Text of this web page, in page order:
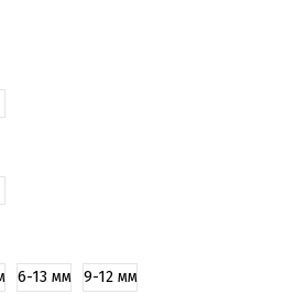
6-13 мм 9-12 мм